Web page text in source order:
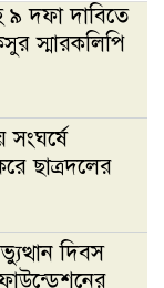
৯ দফা দাবিতে
স্মারকলিপি
সংঘর্ষে
ছাত্রদলের
দিবস